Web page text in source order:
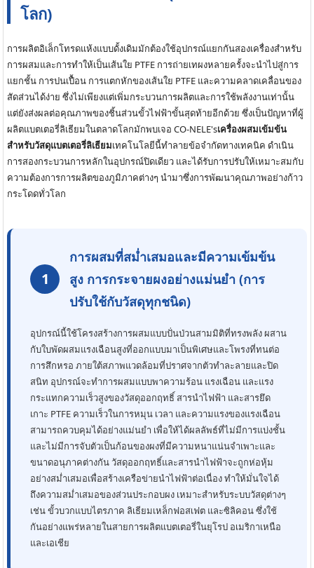
โลก)
การผลิตอิเล็กโทรดแห้งแบบดั้งเดิมมักต้องใช้อุปกรณ์แยกกันสองเครื่องสำหรับ
การผสมและการทำให้เป็นเส้นใย PTFE การถ่ายเทผงหลายครั้งจะนำไปสู่การ
แยกชั้น การปนเปื้อน การแตกหักของเส้นใย PTFE และความคลาดเคลื่อนของ
สัดส่วนได้ง่าย ซึ่งไม่เพียงแต่เพิ่มกระบวนการผลิตและการใช้พลังงานเท่านั้น
แต่ยังส่งผลต่อคุณภาพของชิ้นส่วนขั้วไฟฟ้าขั้นสุดท้ายอีกด้วย ซึ่งเป็นปัญหาที่ผู้
ผลิตแบตเตอรี่ลิเธียมในตลาดโลกมักพบเจอ CO-NELE'sเครื่องผสมเข้มข้น
สำหรับวัสดุแบตเตอรี่ลิเธียมเทคโนโลยีนี้ทำลายข้อจำกัดทางเทคนิค ดำเนิน
การสองกระบวนการหลักในอุปกรณ์ปิดเดียว และได้รับการปรับให้เหมาะสมกับ
ความต้องการการผลิตของภูมิภาคต่างๆ นำมาซึ่งการพัฒนาคุณภาพอย่างก้าว
กระโดดทั่วโลก
1
การผสมที่สม่ำเสมอและมีความเข้มข้น
สูง การกระจายผงอย่างแม่นยำ (การ
ปรับใช้กับวัสดุทุกชนิด)
อุปกรณ์นี้ใช้โครงสร้างการผสมแบบปั่นป่วนสามมิติที่ทรงพลัง ผสาน
กับใบพัดผสมแรงเฉือนสูงที่ออกแบบมาเป็นพิเศษและโพรงที่ทนต่อ
การสึกหรอ ภายใต้สภาพแวดล้อมที่ปราศจากตัวทำละลายและปิด
สนิท อุปกรณ์จะทำการผสมแบบพาความร้อน แรงเฉือน และแรง
กระแทกความเร็วสูงของวัสดุออกฤทธิ์ สารนำไฟฟ้า และสารยึด
เกาะ PTFE ความเร็วในการหมุน เวลา และความแรงของแรงเฉือน
สามารถควบคุมได้อย่างแม่นยำ เพื่อให้ได้ผลลัพธ์ที่ไม่มีการแบ่งชั้น
และไม่มีการจับตัวเป็นก้อนของผงที่มีความหนาแน่นจำเพาะและ
ขนาดอนุภาคต่างกัน วัสดุออกฤทธิ์และสารนำไฟฟ้าจะถูกห่อหุ้ม
อย่างสม่ำเสมอเพื่อสร้างเครือข่ายนำไฟฟ้าต่อเนื่อง ทำให้มั่นใจได้
ถึงความสม่ำเสมอของส่วนประกอบผง เหมาะสำหรับระบบวัสดุต่างๆ
เช่น ขั้วบวกแบบไตรภาค ลิเธียมเหล็กฟอสเฟต และซิลิคอน ซึ่งใช้
กันอย่างแพร่หลายในสายการผลิตแบตเตอรี่ในยุโรป อเมริกาเหนือ
และเอเชีย